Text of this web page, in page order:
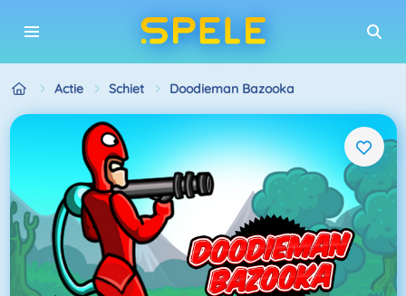
Actie Schiet Doodieman Bazooka